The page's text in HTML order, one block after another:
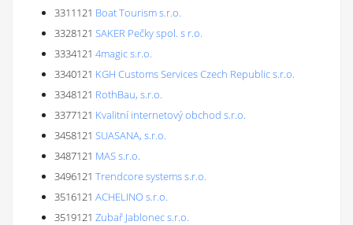
3311121 Boat Tourism s.r.o.
3328121 SAKER Pečky spol. s r.o.
3334121 4magic s.r.o.
3340121 KGH Customs Services Czech Republic s.r.o.
3348121 RothBau, s.r.o.
3377121 Kvalitní internetový obchod s.r.o.
3458121 SUASANA, s.r.o.
3487121 MAS s.r.o.
3496121 Trendcore systems s.r.o.
3516121 ACHELINO s.r.o.
3519121 Zubař Jablonec s.r.o.